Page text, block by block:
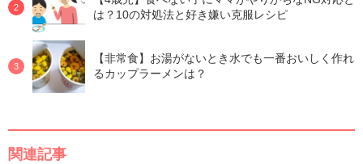
は？10の対処法と好き嫌い克服レシピ
【非常食】お湯がないとき水でも一番おいしく作れ
るカップラーメンは？
関連記事